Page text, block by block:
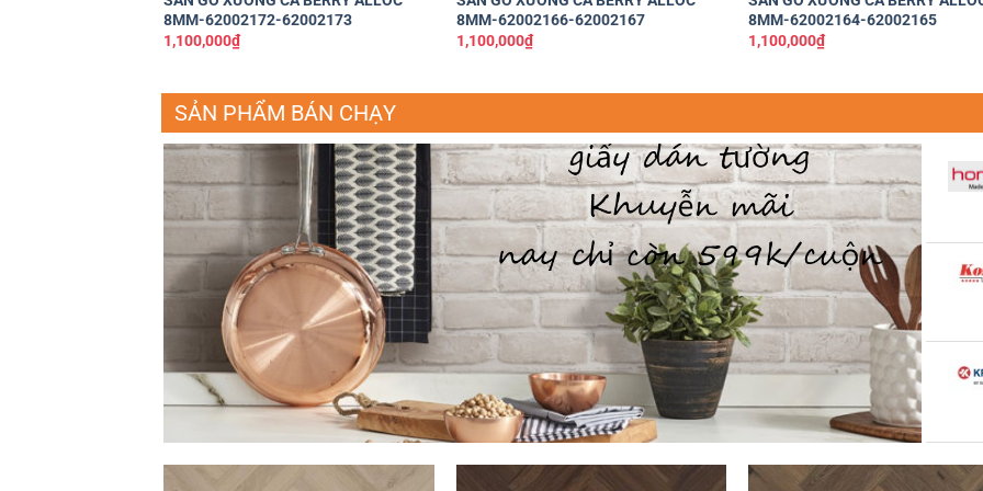
8MM-62002172-62002173
1,100,000₫
8MM-62002166-62002167
1,100,000₫
8MM-62002164-62002165
1,100,000₫
SẢN PHẨM BÁN CHẠY